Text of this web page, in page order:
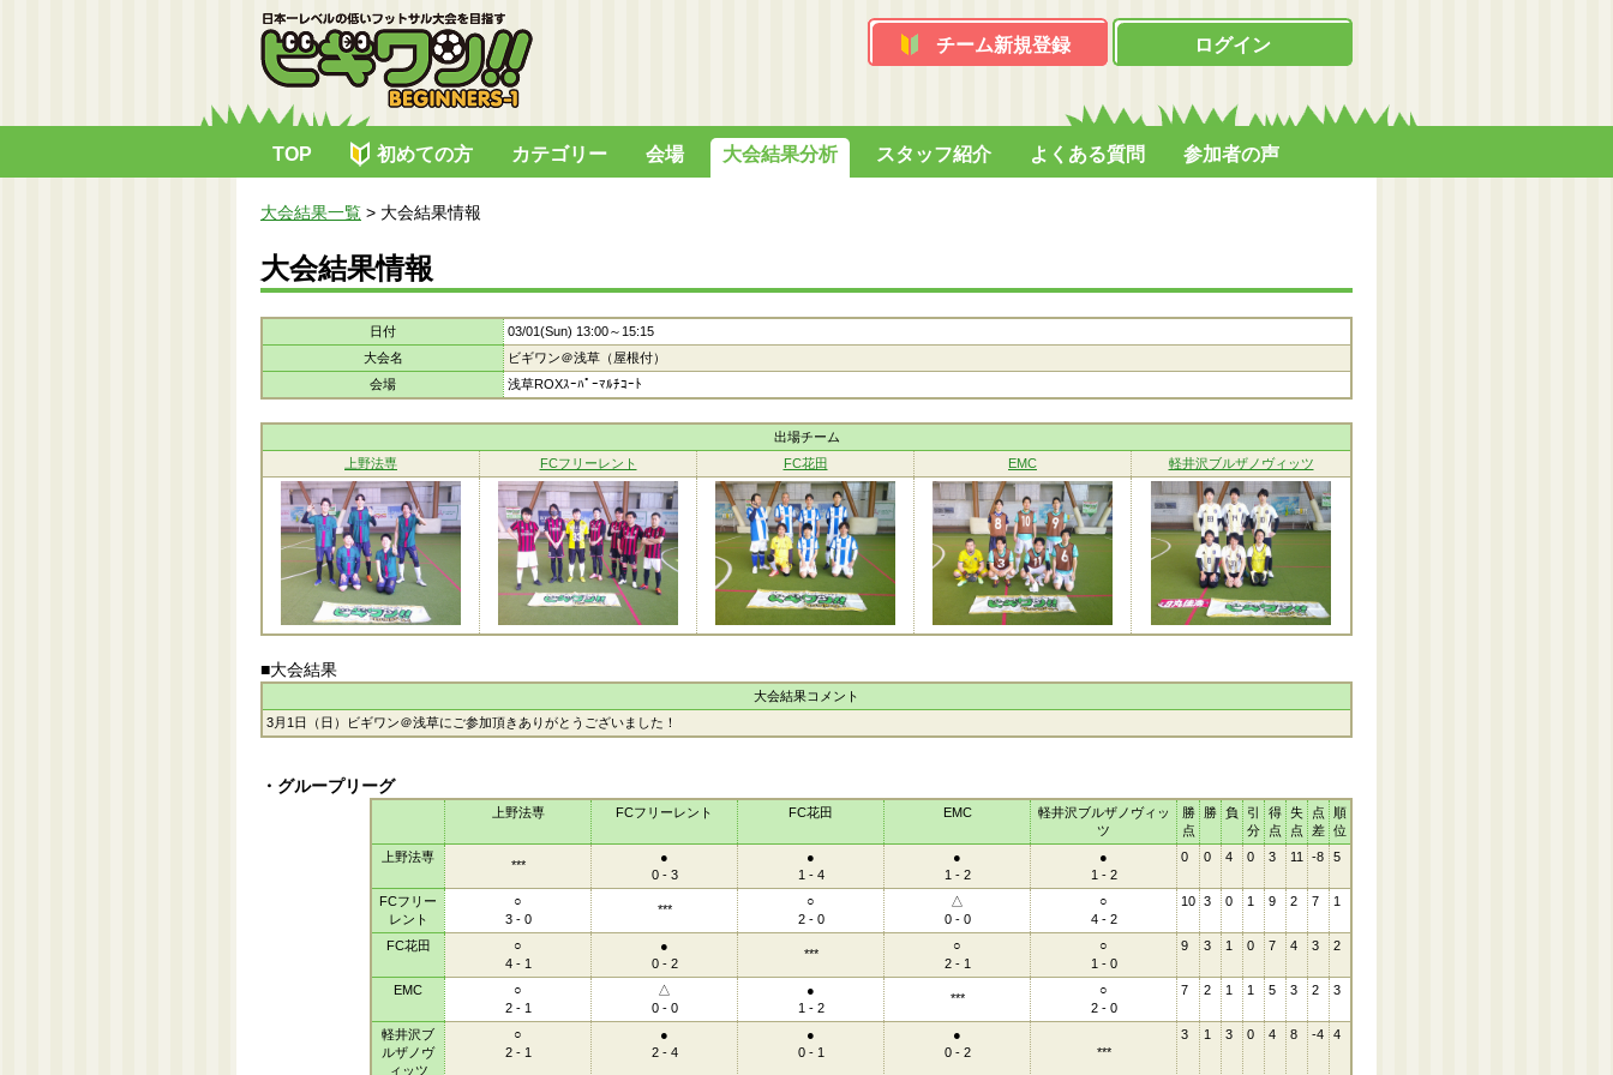
チーム新規登録 ログイン
TOP 初めての方 カテゴリー 会場 大会結果分析 スタッフ紹介 よくある質問 参加者の声
大会結果一覧 > 大会結果情報
大会結果情報
日付
03/01(Sun) 13:00～15:15
大会名
ビギワン＠浅草（屋根付）
会場
浅草ROXｽｰﾊﾟｰﾏﾙﾁｺｰﾄ
出場チーム
上野法専
FCフリーレント FC花田 EMC 軽井沢ブルザノヴィッツ
■大会結果
大会結果コメント
3月1日（日）ビギワン＠浅草にご参加頂きありがとうございました！
・グループリーグ
上野法専 FCフリーレント FC花田 EMC
軽井沢ブルザノヴィッ
ツ
勝
点
勝 負
引
分
得
点
失
点
点
差
順
位
上野法専
***
●
0 - 3
●
1 - 4
●
1 - 2
●
1 - 2
0 0 4 0 3 11 -8 5
FCフリー
レント
○
3 - 0
***
○
2 - 0
△
0 - 0
○
4 - 2
10 3 0 1 9 2 7 1
FC花田
○
4 - 1
●
0 - 2
***
○
2 - 1
○
1 - 0
9 3 1 0 7 4 3 2
EMC
○
2 - 1
△
0 - 0
●
1 - 2
***
○
2 - 0
7 2 1 1 5 3 2 3
軽井沢ブ
ルザノヴ
ィッツ
○
2 - 1
●
2 - 4
●
0 - 1
●
0 - 2
***
3 1 3 0 4 8 -4 4